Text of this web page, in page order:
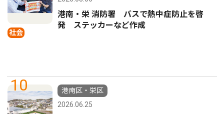
社会
港南・栄 消防署 バスで熱中症防止を啓
発 ステッカーなど作成
10
港南区・栄区
2026.06.25